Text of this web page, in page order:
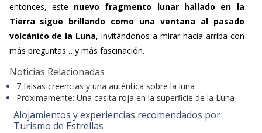
entonces, este nuevo fragmento lunar hallado en la
Tierra sigue brillando como una ventana al pasado
volcánico de la Luna, invitándonos a mirar hacia arriba con
más preguntas… y más fascinación.
Noticias Relacionadas
7 falsas creencias y una auténtica sobre la luna
Próximamente: Una casita roja en la superficie de la Luna
Alojamientos y experiencias recomendados por
Turismo de Estrellas